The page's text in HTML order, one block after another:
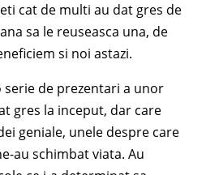
cat de multi au dat gres de
sa le reuseasca una, de
si noi astazi.
serie de prezentari a unor
gres la inceput, dar care
geniale, unele despre care
au schimbat viata. Au